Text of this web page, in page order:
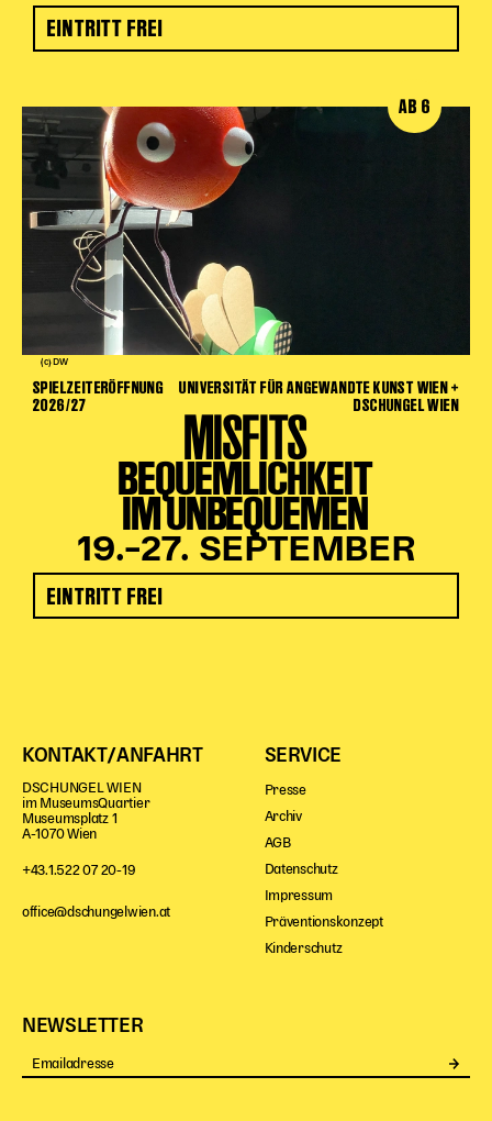
EINTRITT FREI
(c) DW
AB 6
SPIELZEITERÖFFNUNG
2026/27
UNIVERSITÄT FÜR ANGEWANDTE KUNST WIEN +
DSCHUNGEL WIEN
MISFITS
BEQUEMLICHKEIT
IM UNBEQUEMEN
19.–27. SEPTEMBER
EINTRITT FREI
KONTAKT/ANFAHRT
DSCHUNGEL WIEN
im MuseumsQuartier
Museumsplatz 1
A-1070 Wien
+43.1.522 07 20-19
office@dschungelwien.at
SERVICE
Presse
Archiv
AGB
Datenschutz
Impressum
Präventionskonzept
Kinderschutz
NEWSLETTER